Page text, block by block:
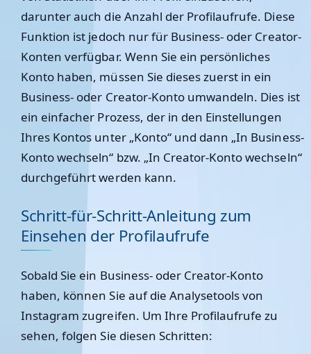
darunter auch die Anzahl der Profilaufrufe. Diese
Funktion ist jedoch nur für Business- oder Creator-
Konten verfügbar. Wenn Sie ein persönliches
Konto haben, müssen Sie dieses zuerst in ein
Business- oder Creator-Konto umwandeln. Dies ist
ein einfacher Prozess, der in den Einstellungen
Ihres Kontos unter „Konto“ und dann „In Business-
Konto wechseln“ bzw. „In Creator-Konto wechseln“
durchgeführt werden kann.
Schritt-für-Schritt-Anleitung zum
Einsehen der Profilaufrufe
Sobald Sie ein Business- oder Creator-Konto
haben, können Sie auf die Analysetools von
Instagram zugreifen. Um Ihre Profilaufrufe zu
sehen, folgen Sie diesen Schritten: